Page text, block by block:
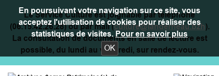
En poursuivant votre navigation sur ce site, vous
acceptez l'utilisation de cookies pour réaliser des
statistiques de visites.Pour en savoir plus
OK
Le Service Culture est joignable par téléphone
(06.15.42.26.28) ou par mail (culture@landerneau.bzh).
La consultation de documents en salle de lecture est
possible, du lundi au vendredi, sur rendez-vous.